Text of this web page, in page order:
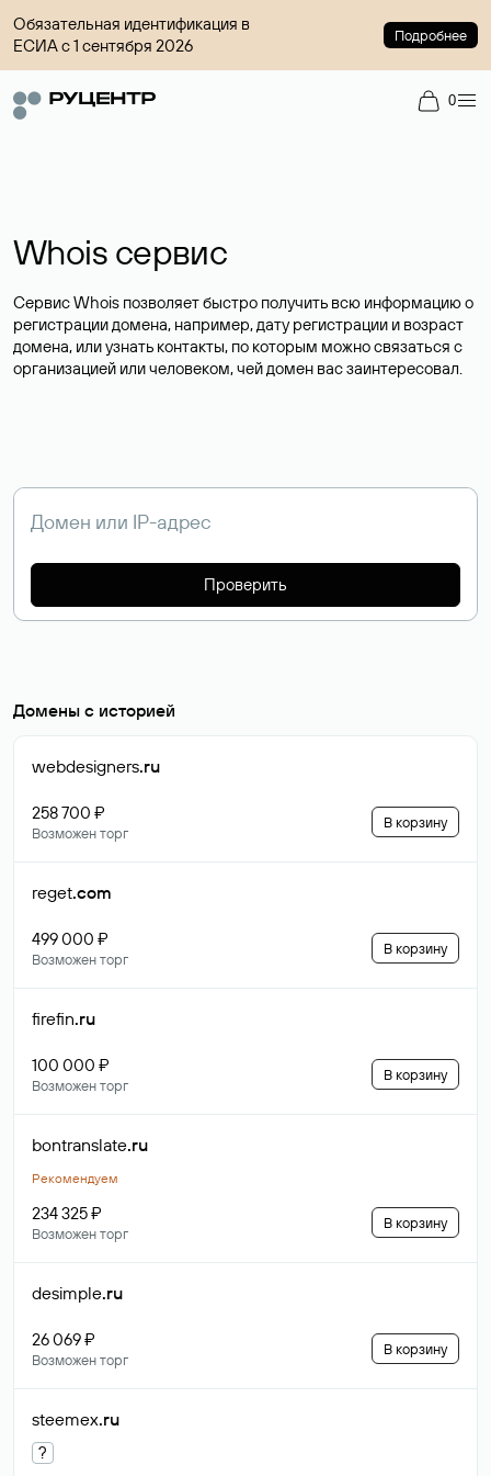
Обязательная идентификация в
ЕСИА с 1 сентября 2026
Подробнее
0
Whois сервис
Сервис Whois позволяет быстро получить всю информацию о
регистрации домена, например, дату регистрации и возраст
домена, или узнать контакты, по которым можно связаться с
организацией или человеком, чей домен вас заинтересовал.
Проверить
Домены с историей
webdesigners.ru
258 700 ₽
Возможен торг
В корзину
reget.com
499 000 ₽
Возможен торг
В корзину
firefin.ru
100 000 ₽
Возможен торг
В корзину
bontranslate.ru
Рекомендуем
234 325 ₽
Возможен торг
В корзину
desimple.ru
26 069 ₽
Возможен торг
В корзину
steemex.ru
?